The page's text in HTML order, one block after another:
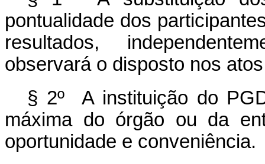
pontualidade dos
resultados,
observará o disposto nos
§ 2º A instituição do
máxima do órgão ou da
oportunidade e conveniência.